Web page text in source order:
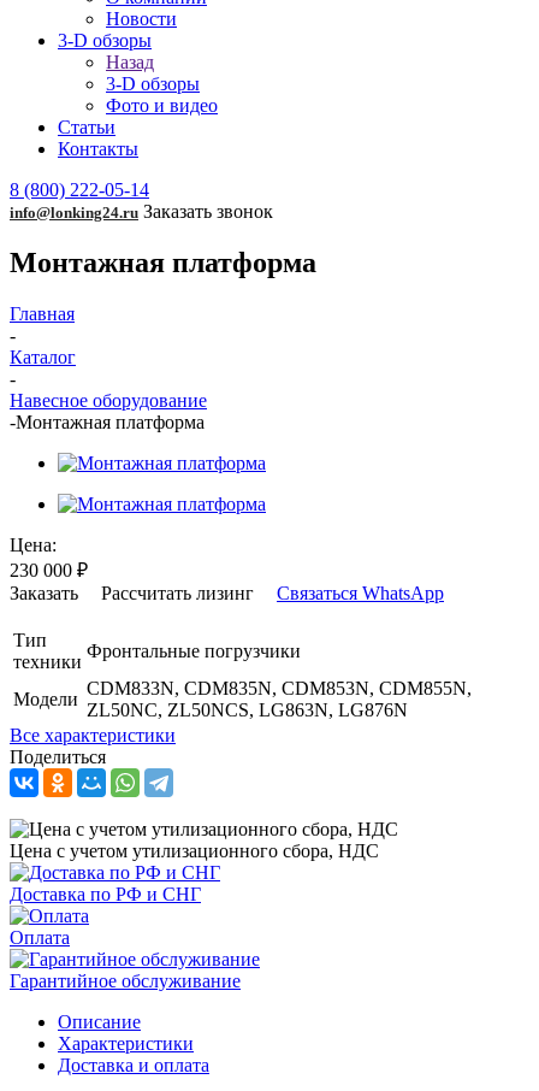
Новости
3-D обзоры
Назад
3-D обзоры
Фото и видео
Статьи
Контакты
8 (800) 222-05-14
info@lonking24.ru Заказать звонок
Монтажная платформа
Главная
-
Каталог
-
Навесное оборудование
-Монтажная платформа
Цена:
230 000 ₽
Заказать
Рассчитать лизинг Связаться WhatsApp
Тип
техники
Фронтальные погрузчики
Модели
CDM833N, CDM835N, CDM853N, CDM855N,
ZL50NC, ZL50NCS, LG863N, LG876N
Все характеристики
Поделиться
Цена с учетом утилизационного сбора, НДС
Доставка по РФ и СНГ
Оплата
Гарантийное обслуживание
Описание
Характеристики
Доставка и оплата